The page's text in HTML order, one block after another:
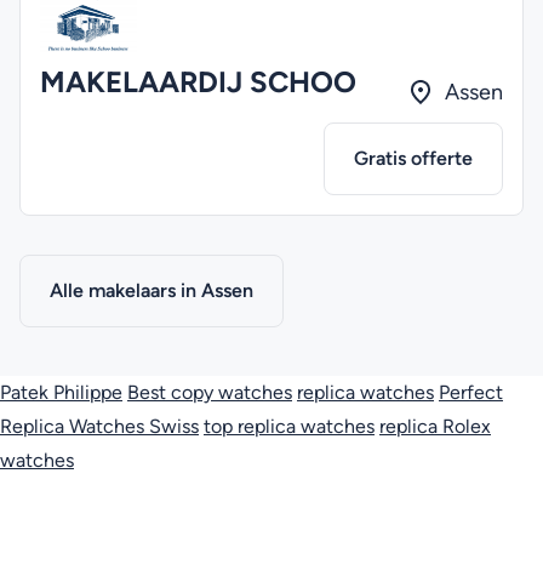
MAKELAARDIJ SCHOO Assen
Gratis offerte
Alle makelaars in Assen
Patek Philippe Best copy watches replica watches Perfect
Replica Watches Swiss top replica watches replica Rolex
watches